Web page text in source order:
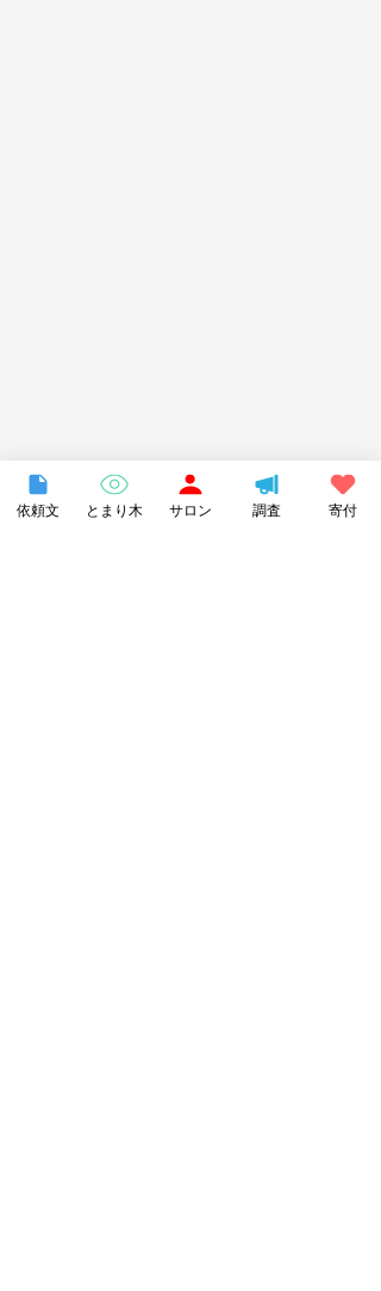
依頼文 とまり木 サロン 調査 寄付